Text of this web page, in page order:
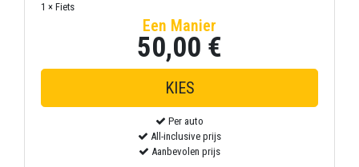
1 × Fiets
Een Manier
50,00 €
Per auto
All-inclusive prijs
Aanbevolen prijs